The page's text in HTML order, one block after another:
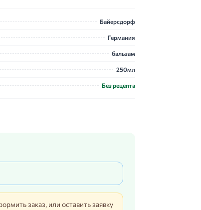
Байерсдорф
Германия
бальзам
250мл
Без рецепта
заказ, или оставить заявку